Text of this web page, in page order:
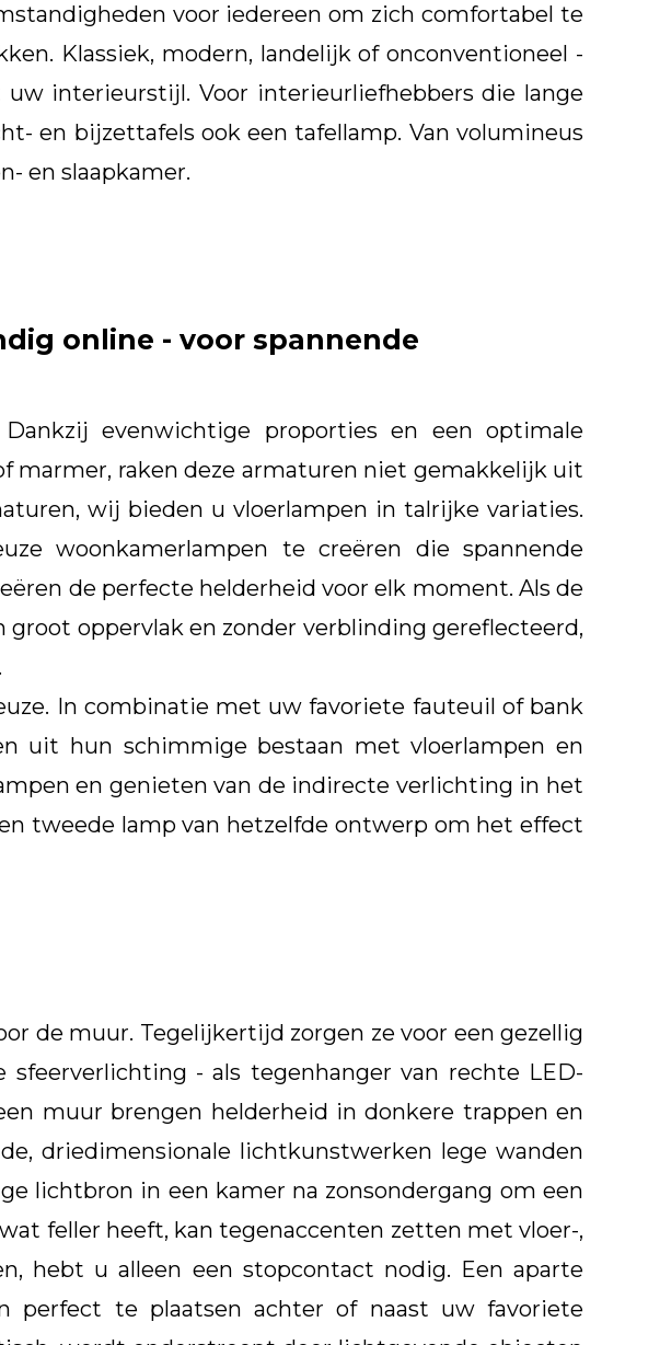
voor iedereen om zich comfortabel te
Klassiek, modern, landelijk of onconventioneel -
interieurstijl. Voor interieurliefhebbers die lange
en bijzettafels ook een tafellamp. Van volumineus
en slaapkamer.
online - voor spannende
evenwichtige proporties en een optimale
marmer, raken deze armaturen niet gemakkelijk uit
wij bieden u vloerlampen in talrijke variaties.
woonkamerlampen te creëren die spannende
de perfecte helderheid voor elk moment. Als de
oppervlak en zonder verblinding gereflecteerd,
In combinatie met uw favoriete fauteuil of bank
uit hun schimmige bestaan met vloerlampen en
en genieten van de indirecte verlichting in het
tweede lamp van hetzelfde ontwerp om het effect
de muur. Tegelijkertijd zorgen ze voor een gezellig
- als tegenhanger van rechte LED-
muur brengen helderheid in donkere trappen en
driedimensionale lichtkunstwerken lege wanden
lichtbron in een kamer na zonsondergang om een
feller heeft, kan tegenaccenten zetten met vloer-,
hebt u alleen een stopcontact nodig. Een aparte
perfect te plaatsen achter of naast uw favoriete